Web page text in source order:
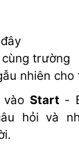
cùng trường
nhiên cho
vào Start -
hỏi và